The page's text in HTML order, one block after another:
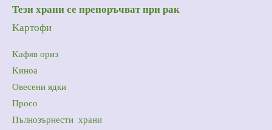
Тези храни се препоръчват при рак
Kартофи
Kафяв ориз
Kиноа
Oвесени ядки
Просо
Пълнозърнести храни